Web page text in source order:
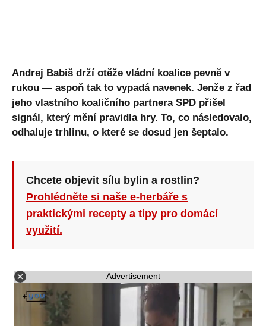
Andrej Babiš drží otěže vládní koalice pevně v
rukou — aspoň tak to vypadá navenek. Jenže z řad
jeho vlastního koaličního partnera SPD přišel
signál, který mění pravidla hry. To, co následovalo,
odhaluje trhlinu, o které se dosud jen šeptalo.
Chcete objevit sílu bylin a rostlin?
Prohlédněte si naše e-herbáře s
praktickými recepty a tipy pro domácí
využití.
Advertisement